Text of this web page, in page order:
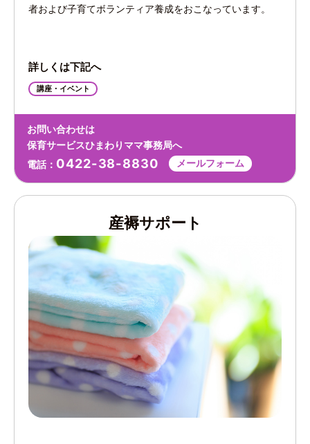
者および子育てボランティア養成をおこなっています。
詳しくは下記へ
講座・イベント
お問い合わせは
保育サービスひまわりママ事務局へ
電話： 0422-38-8830 メールフォーム
産褥サポート